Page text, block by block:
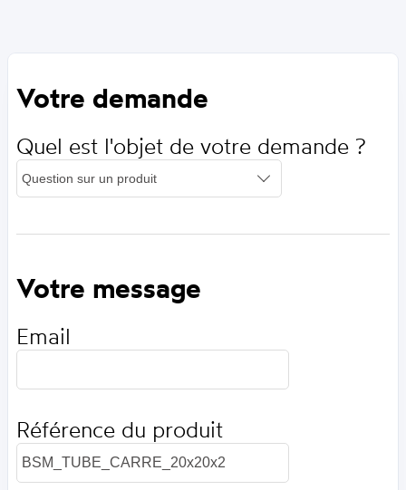
Votre demande
Quel est l'objet de votre demande ?
Votre message
Email
Référence du produit